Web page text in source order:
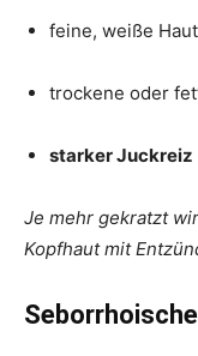
feine, weiße
trockene oder
starker Juckreiz
Je mehr gekratzt
Kopfhaut mit